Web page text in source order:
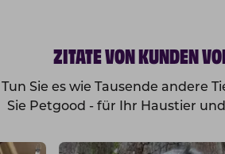
ZITATE VON KUNDEN
Tun Sie es wie Tausende andere
Sie Petgood - für Ihr Haustier